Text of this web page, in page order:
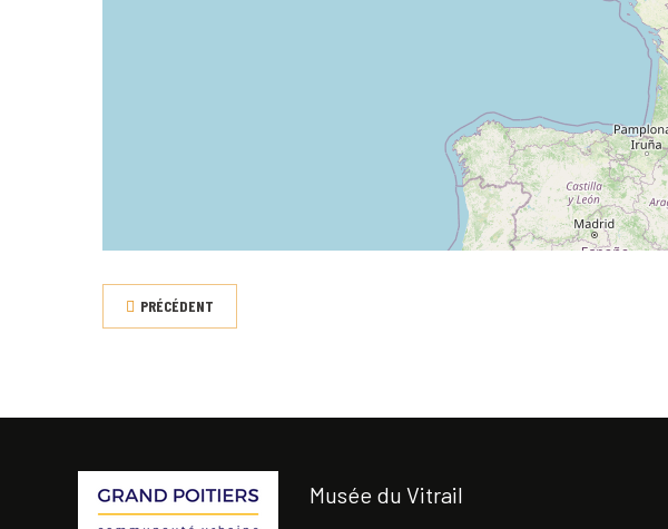
PRÉCÉDENT
Musée du Vitrail